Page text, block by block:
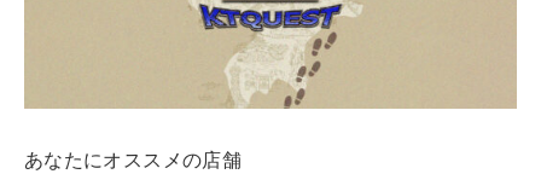
あなたにオススメの店舗